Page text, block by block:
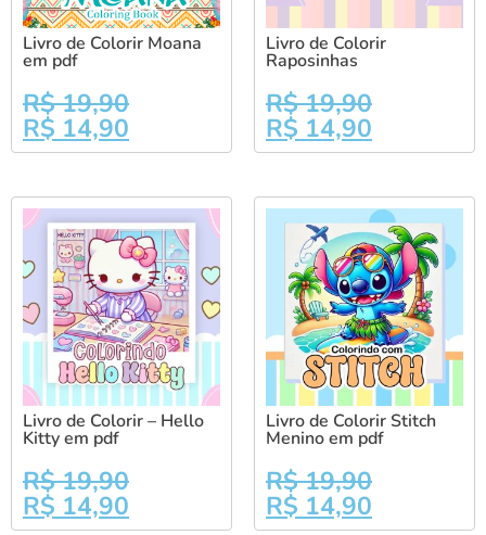
Livro de Colorir Moana
em pdf
R$19,90
R$ 14,90
Livro de Colorir
Raposinhas
R$19,90
R$ 14,90
Livro de Colorir – Hello
Kitty em pdf
R$19,90
R$ 14,90
Livro de Colorir Stitch
Menino em pdf
R$19,90
R$ 14,90